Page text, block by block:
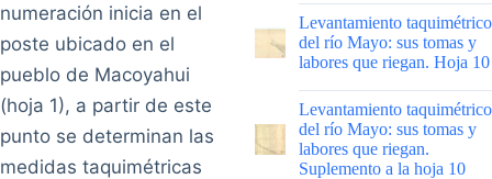
numeración inicia en el
poste ubicado en el
pueblo de Macoyahui
(hoja 1), a partir de este
punto se determinan las
medidas taquimétricas
|
Levantamiento taquimétrico
del río Mayo: sus tomas y
labores que riegan. Hoja 10
|
Levantamiento taquimétrico
del río Mayo: sus tomas y
labores que riegan.
Suplemento a la hoja 10